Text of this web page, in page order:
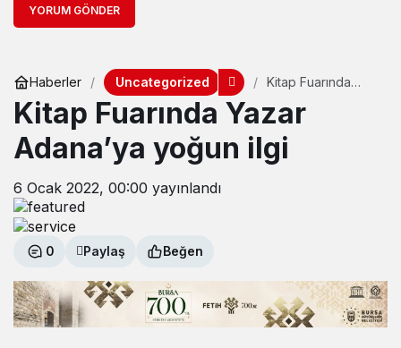
YORUM GÖNDER
Haberler Uncategorized
Kitap Fuarında
yoğun ilgi
Kitap Fuarında Yazar
Adana’ya yoğun ilgi
6 Ocak 2022, 00:00 yayınlandı
0 Paylaş Beğen